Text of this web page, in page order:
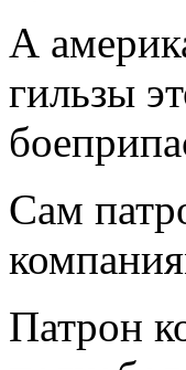
А
гильзы
Сам
Патрон